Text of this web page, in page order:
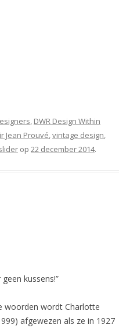
, DWR Design Within
Jean Prouvé,vintage design,
op 22 december 2014.
kussens!”
woorden wordt Charlotte
afgewezen als ze in 1927